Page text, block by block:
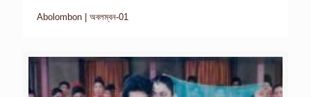
Abolombon | অবলম্বন-01